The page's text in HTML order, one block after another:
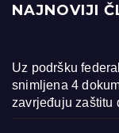
NAJNOVIJI
Uz podršku
snimljena 4
zavrjeđuju zaštitu